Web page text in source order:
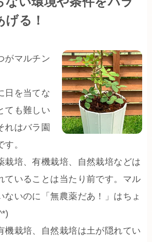
る！
がマルチン
日を当てな
ても難しい
れはバラ園
。
栽培、有機栽培、自然栽培などは
ていることは当たり前です。マル
ないのに「無農薬だあ！」はちょ
機栽培、自然栽培は土が隠れてい